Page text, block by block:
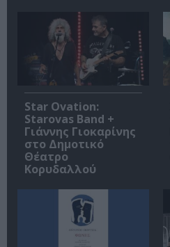
Star Ovation:
Starovas Band +
Γιάννης Γιοκαρίνης
στο Δημοτικό
Θέατρο
Κορυδαλλού